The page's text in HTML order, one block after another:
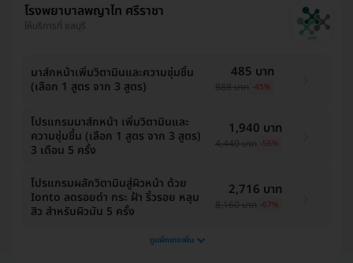
โรงพยาบาลพญาไท ศรีราชา
ให้บริการที่ ชลบุรี
มาส์กหน้าเพิ่มวิตามินและความชุ่มชื้น
(เลือก 1 สูตร จาก 3 สูตร)
485 บาท
888 บาท -45%
โปรแกรมมาส์กหน้า เพิ่มวิตามินและ
ความชุ่มชื้น (เลือก 1 สูตร จาก 3 สูตร)
3 เดือน 5 ครั้ง
1,940 บาท
4,440 บาท -56%
โปรแกรมผลักวิตามินสู่ผิวหน้า ด้วย
Ionto ลดรอยดำ กระ ฝ้า ริ้วรอย หลุม
สิว สำหรับผิวมัน 5 ครั้ง
2,716 บาท
8,160 บาท -67%
ดูแพ็กเกจเพิ่ม